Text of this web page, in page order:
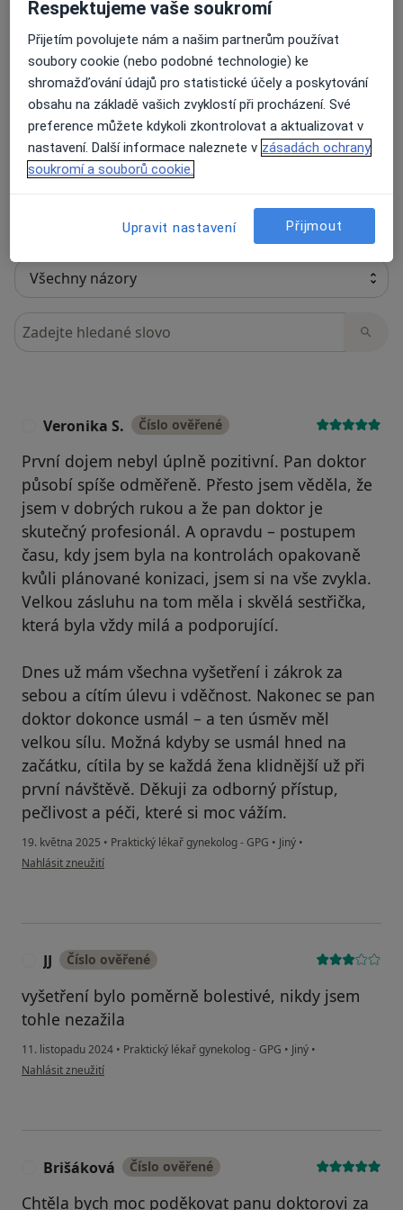
28 názorů
Recenze pacientů jsou pro nás důležité.
Specialisté nemají možnost zaplatit za
odstranění nebo změnu recenze pacienta.
Hledejte v názorech
Veronika S. Číslo ověřené
První dojem nebyl úplně pozitivní. Pan doktor
působí spíše odměřeně. Přesto jsem věděla, že
jsem v dobrých rukou a že pan doktor je
skutečný profesionál. A opravdu – postupem
času, kdy jsem byla na kontrolách opakovaně
kvůli plánované konizaci, jsem si na vše zvykla.
Velkou zásluhu na tom měla i skvělá sestřička,
která byla vždy milá a podporující.
Dnes už mám všechna vyšetření i zákrok za
sebou a cítím úlevu i vděčnost. Nakonec se pan
doktor dokonce usmál – a ten úsměv měl
velkou sílu. Možná kdyby se usmál hned na
začátku, cítila by se každá žena klidnější už při
první návštěvě. Děkuji za odborný přístup,
pečlivost a péči, které si moc vážím.
19. května 2025 • Praktický lékař gynekolog - GPG • Jiný •
podle názoru uživatele Veronika S.
Nahlásit zneužití
JJ Číslo ověřené
vyšetření bylo poměrně bolestivé, nikdy jsem
tohle nezažila
11. listopadu 2024 • Praktický lékař gynekolog - GPG • Jiný •
podle názoru uživatele JJ
Nahlásit zneužití
Brišáková Číslo ověřené
Chtěla bych moc poděkovat panu doktorovi za
Respektujeme vaše soukromí
Přijetím povolujete nám a našim partnerům používat
soubory cookie (nebo podobné technologie) ke
shromažďování údajů pro statistické účely a poskytování
obsahu na základě vašich zvyklostí při procházení. Své
preference můžete kdykoli zkontrolovat a aktualizovat v
nastavení. Další informace naleznete v zásadách ochrany
soukromí a souborů cookie.
Upravit nastavení Přijmout